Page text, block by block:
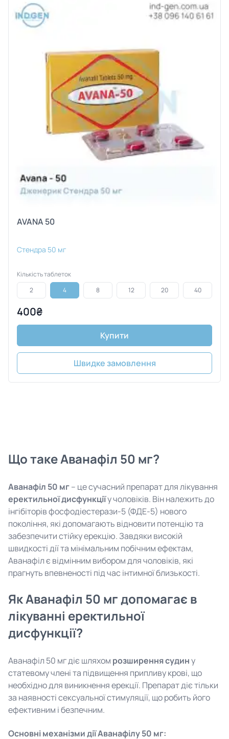
AVANA 50
Стендра 50 мг
Кількість таблеток
2
4 8 12 20 40
400₴
Купити
Швидке замовлення
Що таке Аванафіл 50 мг?
Аванафіл 50 мг– це сучасний препарат для лікування
еректильної дисфункціїу чоловіків. Він належить до
інгібіторів фосфодіестерази-5 (ФДЕ-5) нового
покоління, які допомагають відновити потенцію та
забезпечити стійку ерекцію. Завдяки високій
швидкості дії та мінімальним побічним ефектам,
Аванафіл є відмінним вибором для чоловіків, які
прагнуть впевненості під час інтимної близькості.
Як Аванафіл 50 мг допомагає в
лікуванні еректильної
дисфункції?
Аванафіл 50 мг діє шляхом розширення судину
статевому члені та підвищення припливу крові, що
необхідно для виникнення ерекції. Препарат діє тільки
за наявності сексуальної стимуляції, що робить його
ефективним і безпечним.
Основні механізми дії Аванафілу 50 мг: